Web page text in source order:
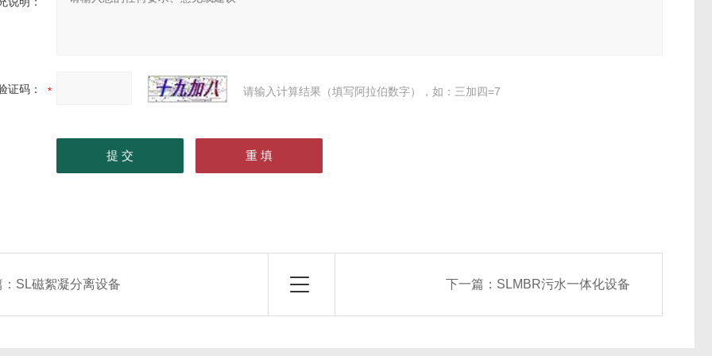
证码： 请输入计算结果（填写阿拉伯数字），如：三加四=7
SL磁絮凝分离设备 下一篇： SLMBR污水一体化设备